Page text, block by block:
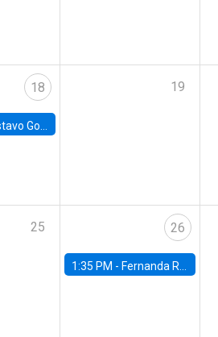
18
Banco Central de Chile
19
25 26
1:35 PM - Fernanda Rojas Ampuero, University of Wisconsin-Madison